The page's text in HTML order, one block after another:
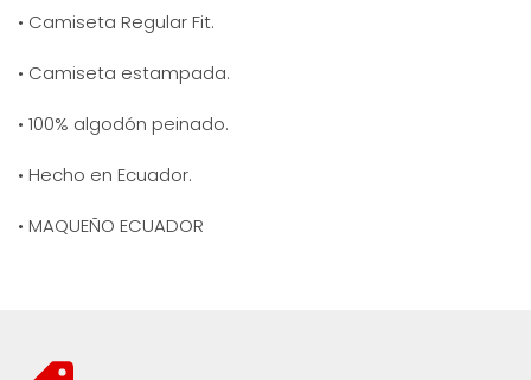
• Camiseta Regular Fit.
• Camiseta estampada.
• 100% algodón peinado.
• Hecho en Ecuador.
• MAQUEÑO ECUADOR